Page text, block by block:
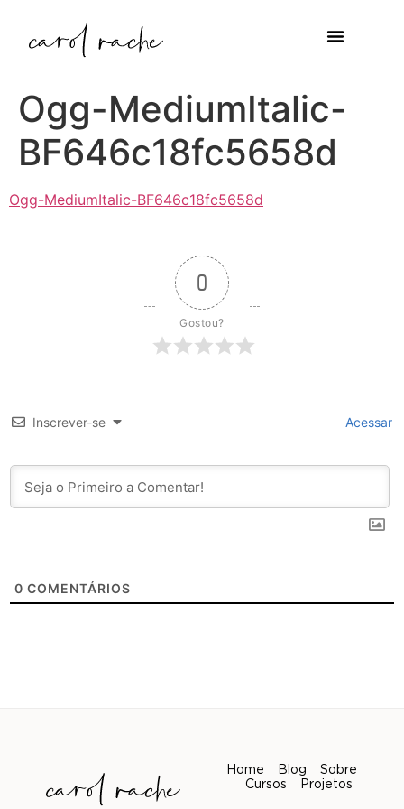
Ogg-MediumItalic-
BF646c18fc5658d
Ogg-MediumItalic-BF646c18fc5658d
0
Gostou?
Inscrever-se Acessar
0 COMENTÁRIOS
Home Blog
Sobre
Cursos
Projetos